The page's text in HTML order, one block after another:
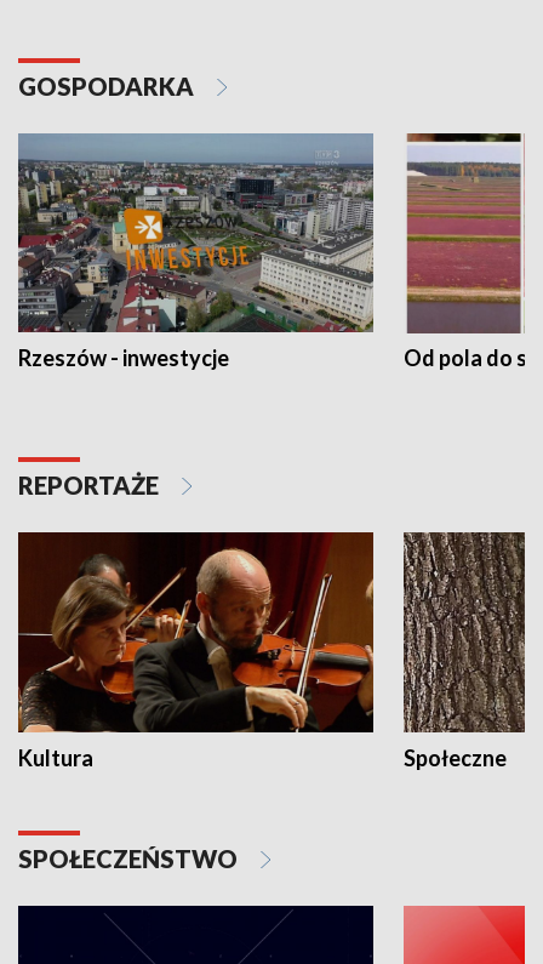
GOSPODARKA
Rzeszów - inwestycje Od pola do
REPORTAŻE
Kultura Społeczne
SPOŁECZEŃSTWO